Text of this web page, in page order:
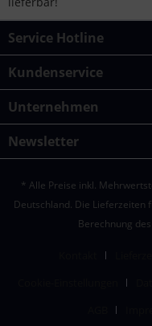
Service Hotline
Kundenservice
Unternehmen
Newsletter
* Alle Preise inkl.
Deutschland. Die Lieferzeiten
Berechnung